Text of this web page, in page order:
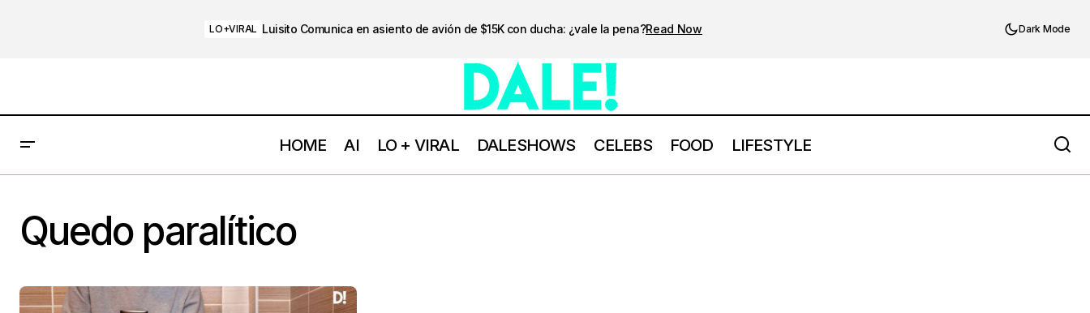
LO+VIRAL Luisito Comunica en asiento de avión de $15K con ducha: ¿vale la pena?Read Now Dark Mode
HOME AI LO + VIRAL DALESHOWS CELEBS FOOD LIFESTYLE
Quedo paralítico